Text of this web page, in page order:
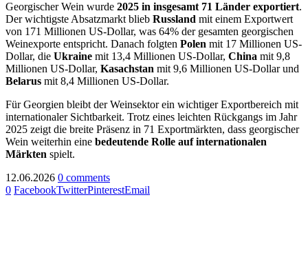
Georgischer Wein wurde 2025 in insgesamt 71 Länder exportiert.
Der wichtigste Absatzmarkt blieb Russland mit einem Exportwert
von 171 Millionen US-Dollar, was 64% der gesamten georgischen
Weinexporte entspricht. Danach folgten Polen mit 17 Millionen US-
Dollar, die Ukraine mit 13,4 Millionen US-Dollar, China mit 9,8
Millionen US-Dollar, Kasachstan mit 9,6 Millionen US-Dollar und
Belarus mit 8,4 Millionen US-Dollar.
Für Georgien bleibt der Weinsektor ein wichtiger Exportbereich mit
internationaler Sichtbarkeit. Trotz eines leichten Rückgangs im Jahr
2025 zeigt die breite Präsenz in 71 Exportmärkten, dass georgischer
Wein weiterhin eine bedeutende Rolle auf internationalen
Märkten spielt.
12.06.2026 0 comments
0 FacebookTwitterPinterestEmail